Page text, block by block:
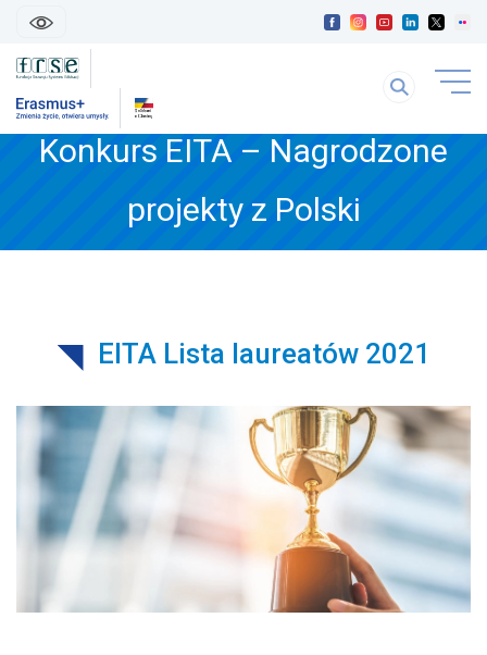
uwaga
otwiera
się
nowej
karice
Szukaj
stronie
Konkurs EITA – Nagrodzone
projekty z Polski
EITA Lista laureatów 2021